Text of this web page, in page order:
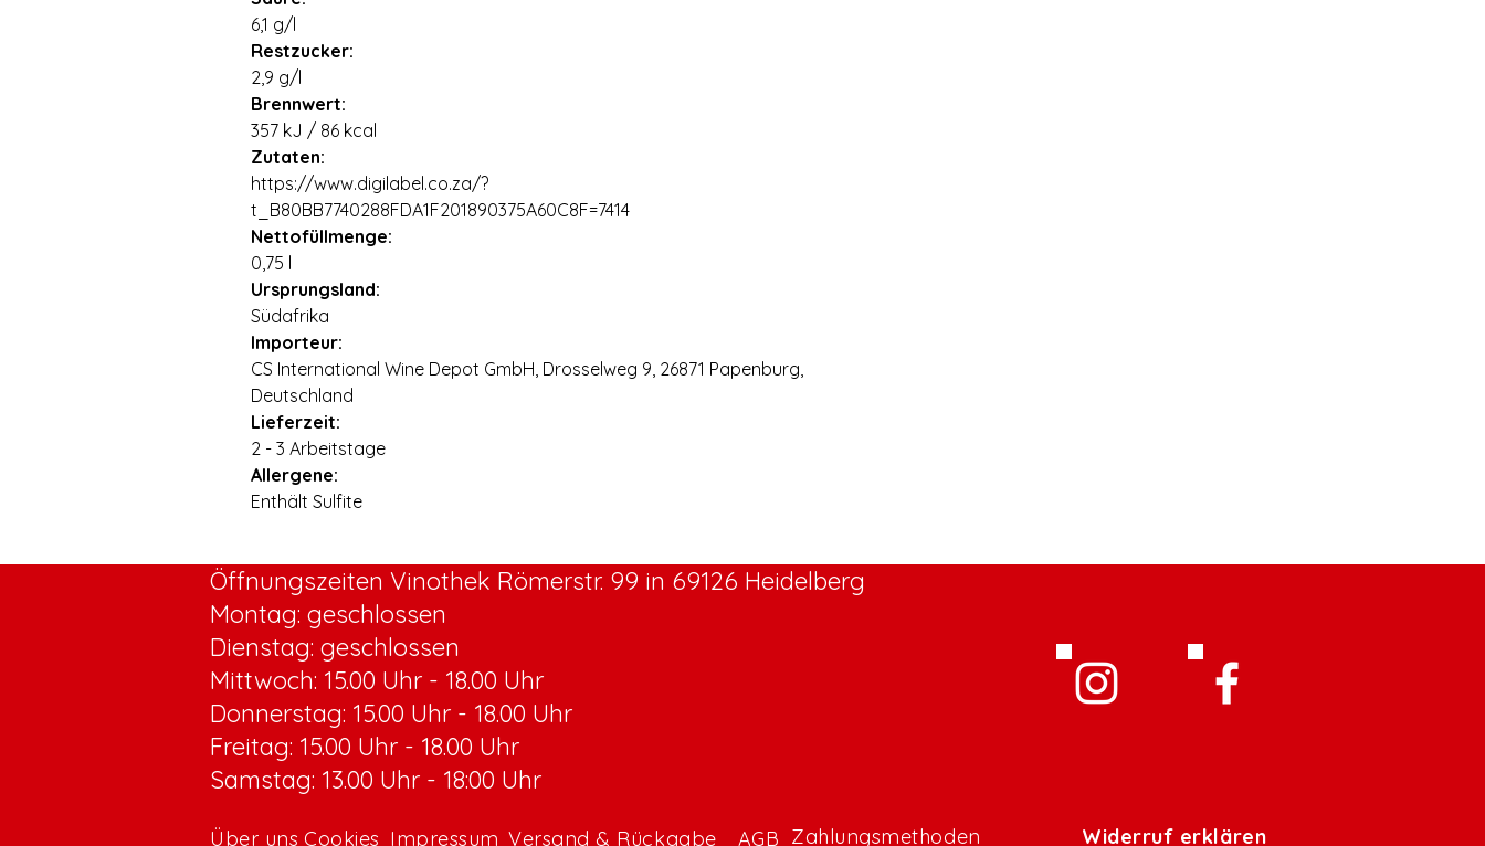
6,1 g/l
Restzucker:
2,9 g/l
Brennwert:
357 kJ / 86 kcal
Zutaten:
https://www.digilabel.co.za/?
t_B80BB7740288FDA1F201890375A60C8F=7414
Nettofüllmenge:
0,75 l
Ursprungsland:
Südafrika
Importeur:
CS International Wine Depot GmbH, Drosselweg 9, 26871 Papenburg,
Deutschland
Lieferzeit:
2 - 3 Arbeitstage
Allergene:
Enthält Sulfite
Öffnungszeiten Vinothek Römerstr. 99 in 69126 Heidelberg
Montag: geschlossen
Dienstag: geschlossen
Mittwoch: 15.00 Uhr - 18.00 Uhr
Donnerstag: 15.00 Uhr - 18.00 Uhr
Freitag: 15.00 Uhr - 18.00 Uhr
Samstag: 13.00 Uhr - 18:00 Uhr
Über uns Cookies Impressum Versand & Rückgabe AGB Zahlungsmethoden Widerruf erklären